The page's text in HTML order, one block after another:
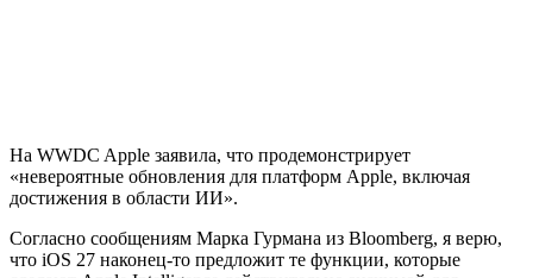
На WWDC Apple заявила, что продемонстрирует
«невероятные обновления для платформ Apple, включая
достижения в области ИИ».
Согласно сообщениям Марка Гурмана из Bloomberg, я верю,
что iOS 27 наконец-то предложит те функции, которые